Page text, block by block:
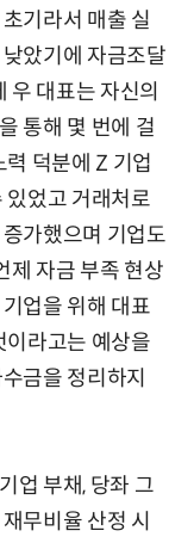
기라서 매출 실
았기에 자금조달
우 대표는 자신의
통해 몇 번에 걸
덕분에 Z 기업
있었고 거래처로
가했으며 기업도
제 자금 부족 현상
업을 위해 대표
이라고는 예상을
금을 정리하지
업 부채, 당좌 그
무비율 산정 시